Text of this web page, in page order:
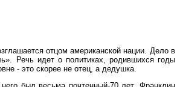
отцом американской нации. Дело в
Речь идет о политиках, родившихся годы
- это скорее не отец, а дедушка.